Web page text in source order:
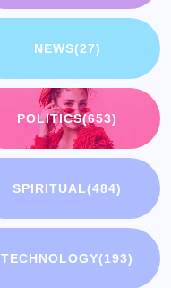
NEWS(27)
POLITICS(653)
SPIRITUAL(484)
TECHNOLOGY(193)